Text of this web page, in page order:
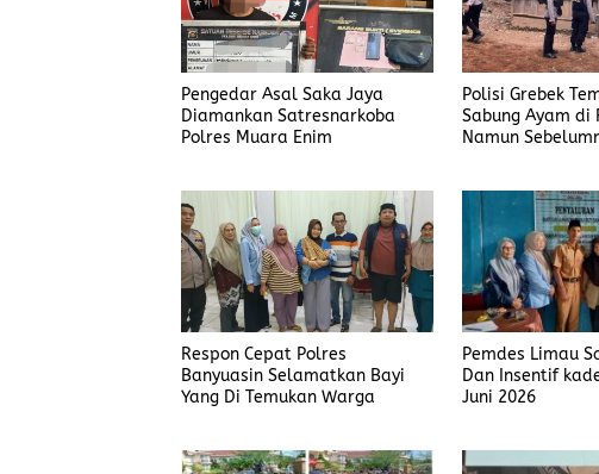
Pengedar Asal Saka Jaya
Diamankan Satresnarkoba
Polres Muara Enim
Polisi Grebek
Sabung Ayam di
Namun
Respon Cepat Polres
Banyuasin Selamatkan Bayi
Yang Di Temukan Warga
Pemdes Limau
Dan Insentif
Juni 2026